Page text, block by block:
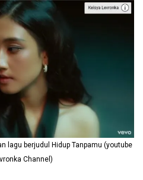
lagu berjudul Hidup Tanpamu (youtube
Channel)